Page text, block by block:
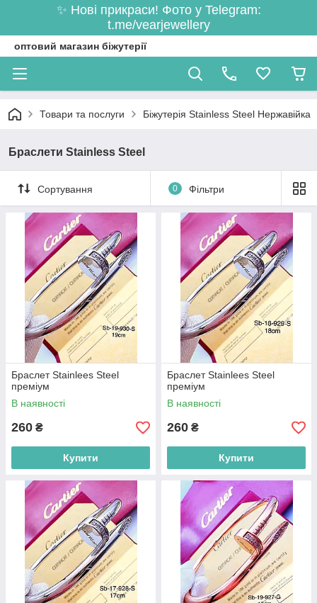
✨ Нові прикраси! Фото у Telegram:
t.me/vearjewellery
оптовий магазин біжутерії
Товари та послуги Біжутерія Stainless Steel Нержавійка
Браслети Stainless Steel
Сортування 0 Фільтри
Браслет Stainlees Steel
преміум
В наявності
260 ₴
Купити
Браслет Stainlees Steel
преміум
В наявності
260 ₴
Купити